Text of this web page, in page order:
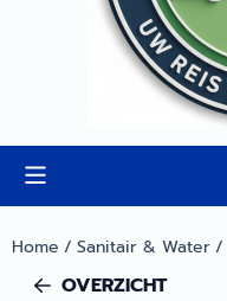
Home / Sanitair & Water/
OVERZICHT